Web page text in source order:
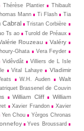
Thérèse Plantier
Thibault
Mann Ti Flash
Tia
Cabral
Tristan Corbière
Ts ao
Turold de Préaux
Rouzeau Valéry
Ghata Vera Feyder
Vidêvdât
Villiers de L Isle
Vital Lahaye
Vladimir
W.H. Auden
Walt
Brassenel de Couvin
William Cliff
William
Xavier Frandon
Xavier
Yen Chou
Yòrgos Chronas
Yves Broussard